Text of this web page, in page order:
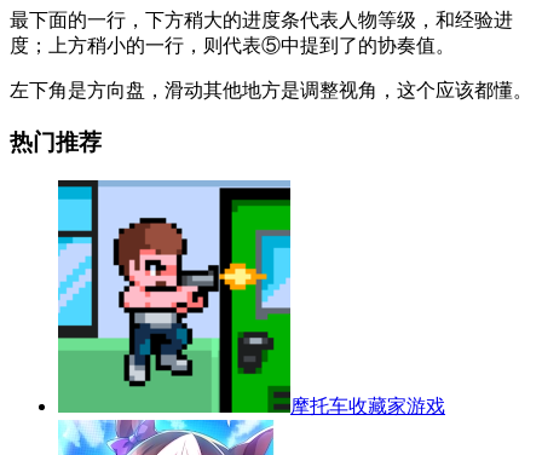
最下面的一行，下方稍大的进度条代表人物等级，和经验进
度；上方稍小的一行，则代表⑤中提到了的协奏值。
左下角是方向盘，滑动其他地方是调整视角，这个应该都懂。
热门推荐
摩托车收藏家游戏